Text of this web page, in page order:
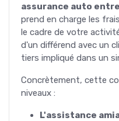
assurance auto
prend en charge les
le cadre de votre
d'un différend avec un
tiers impliqué dans un
Concrètement, cette
niveaux :
L'assistance